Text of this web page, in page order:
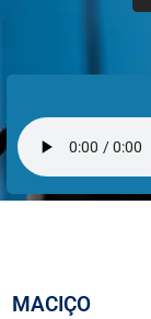
MACIÇO